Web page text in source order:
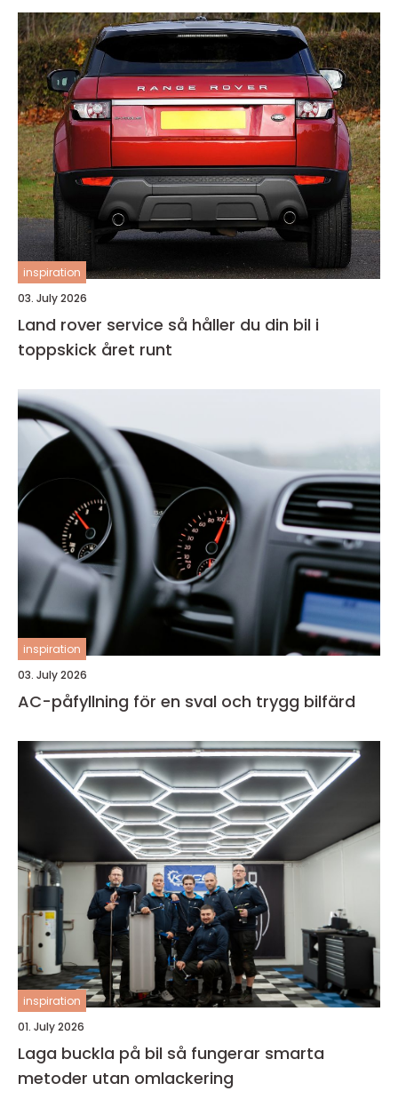
inspiration
03. July 2026
Land rover service så håller du din bil i
toppskick året runt
inspiration
03. July 2026
AC-påfyllning för en sval och trygg bilfärd
inspiration
01. July 2026
Laga buckla på bil så fungerar smarta
metoder utan omlackering